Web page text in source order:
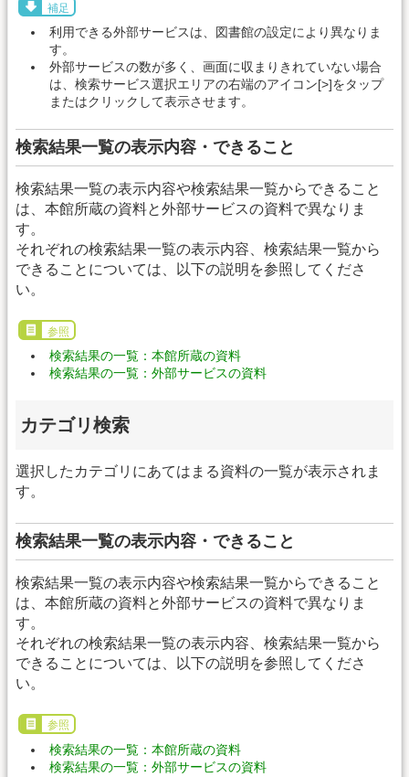
補足
利用できる外部サービスは、図書館の設定により異なりま
す。
外部サービスの数が多く、画面に収まりきれていない場合
は、検索サービス選択エリアの右端のアイコン[>]をタップ
またはクリックして表示させます。
検索結果一覧の表示内容・できること
検索結果一覧の表示内容や検索結果一覧からできること
は、本館所蔵の資料と外部サービスの資料で異なりま
す。
それぞれの検索結果一覧の表示内容、検索結果一覧から
できることについては、以下の説明を参照してくださ
い。
参照
検索結果の一覧：本館所蔵の資料
検索結果の一覧：外部サービスの資料
カテゴリ検索
選択したカテゴリにあてはまる資料の一覧が表示されま
す。
検索結果一覧の表示内容・できること
検索結果一覧の表示内容や検索結果一覧からできること
は、本館所蔵の資料と外部サービスの資料で異なりま
す。
それぞれの検索結果一覧の表示内容、検索結果一覧から
できることについては、以下の説明を参照してくださ
い。
参照
検索結果の一覧：本館所蔵の資料
検索結果の一覧：外部サービスの資料